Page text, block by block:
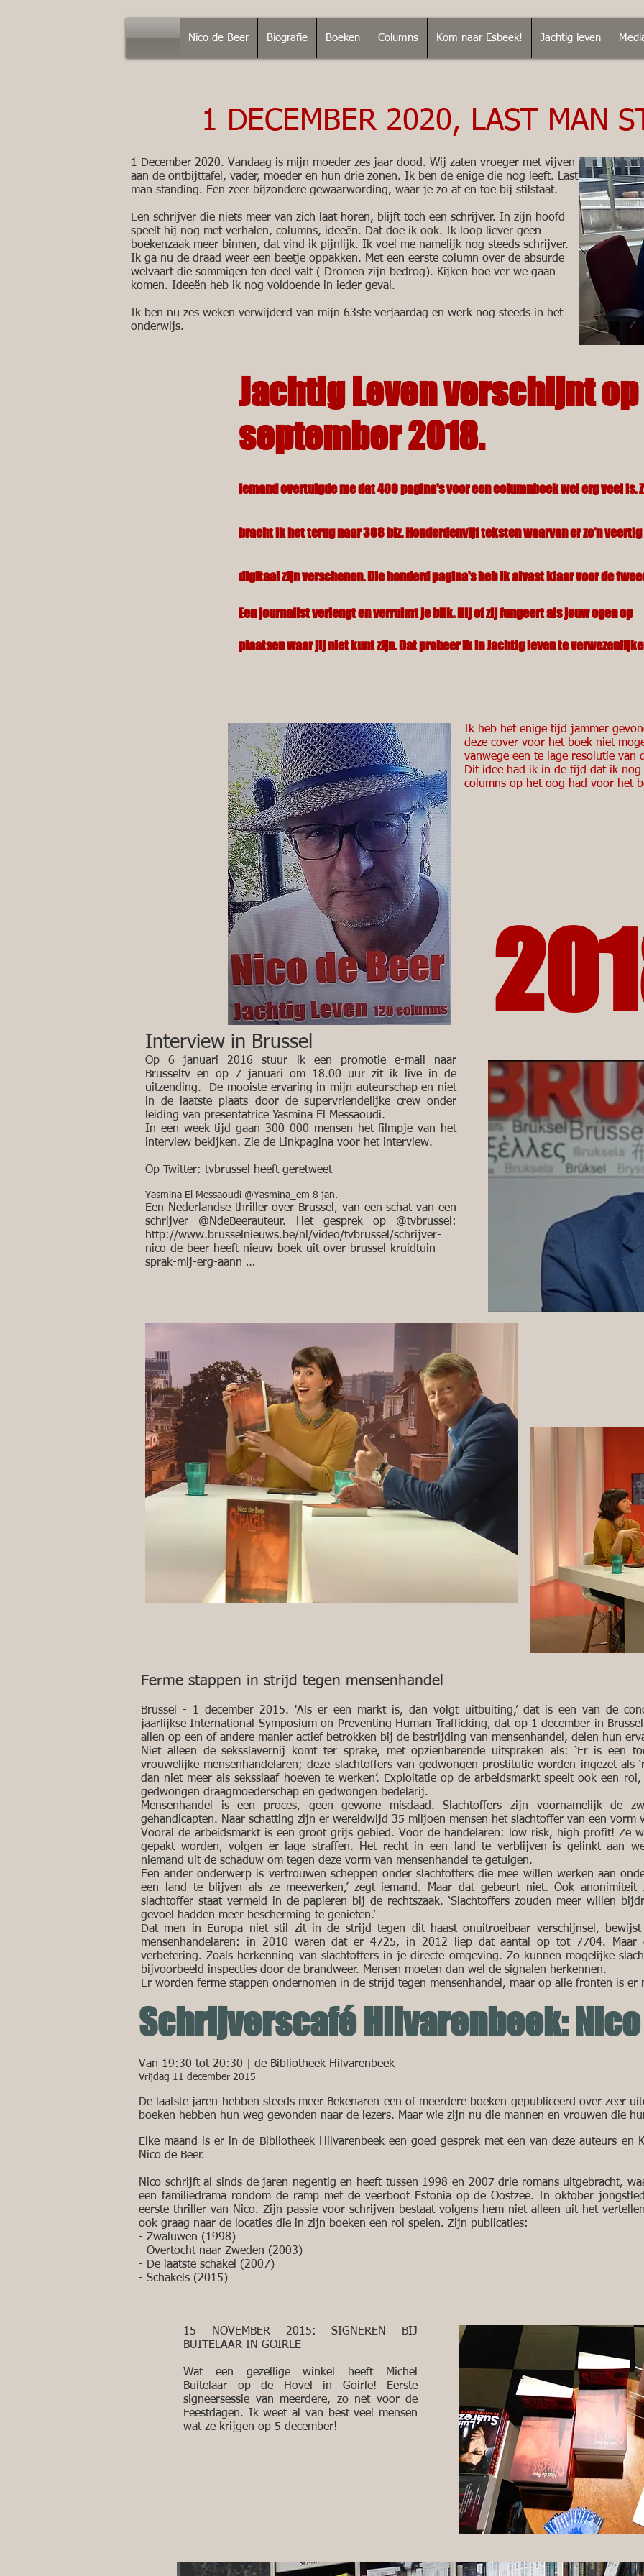
Nico de Beer Biografie Boeken Columns Kom naar Esbeek! Jachtig leven
1 DECEMBER 2020, LAST MAN
1 December 2020. Vandaag is mijn moeder zes jaar dood. Wij zaten vroeger met vijven
aan de ontbijttafel, vader, moeder en hun drie zonen. Ik ben de enige die nog leeft. Last
man standing. Een zeer bijzondere gewaarwording, waar je zo af en toe bij stilstaat.
Een schrijver die niets meer van zich laat horen, blijft toch een schrijver. In zijn hoofd
speelt hij nog met verhalen, columns, ideeën. Dat doe ik ook. Ik loop liever geen
boekenzaak meer binnen, dat vind ik pijnlijk. Ik voel me namelijk nog steeds schrijver.
Ik ga nu de draad weer een beetje oppakken. Met een eerste column over de absurde
welvaart die sommigen ten deel valt ( Dromen zijn bedrog). Kijken hoe ver we gaan
komen. Ideeën heb ik nog voldoende in ieder geval.
Ik ben nu zes weken verwijderd van mijn 63ste verjaardag en werk nog steeds in het
onderwijs.
Jachtig Leven verschijnt op
september 2018.
Iemand overtuigde me dat 400 pagina's voor een columnboek wel erg veel is.
bracht ik het terug naar 308 blz. Honderdenvijf teksten waarvan er zo'n
digitaal zijn verschenen. Die honderd pagina's heb ik alvast klaar voor de
Een journalist verlengt en verruimt je blik. Hij of zij fungeert als jouw ogen op
plaatsen waar jij niet kunt zijn. Dat probeer ik in Jachtig leven te
Ik heb het enige tijd jammer
deze cover voor het boek niet
vanwege een te lage resolutie van
Dit idee had ik in de tijd dat ik nog
columns op het oog had voor het
Interview in Brussel
Op 6 januari 2016 stuur ik een promotie e-mail naar
Brusseltv en op 7 januari om 18.00 uur zit ik live in de
uitzending. De mooiste ervaring in mijn auteurschap en niet
in de laatste plaats door de supervriendelijke crew onder
leiding van presentatrice Yasmina El Messaoudi.
In een week tijd gaan 300 000 mensen het filmpje van het
interview bekijken. Zie de Linkpagina voor het interview.
Op Twitter: tvbrussel heeft geretweet
Yasmina El Messaoudi ‏@Yasmina_em 8 jan.
Een Nederlandse thriller over Brussel, van een schat van een
schrijver @NdeBeerauteur. Het gesprek op @tvbrussel:
http://www.brusselnieuws.be/nl/video/tvbrussel/schrijver-
nico-de-beer-heeft-nieuw-boek-uit-over-brussel-kruidtuin-
sprak-mij-erg-aann …
Ferme stappen in strijd tegen mensenhandel
Brussel - 1 december 2015. 'Als er een markt is, dan volgt uitbuiting,’ dat is een van de
jaarlijkse International Symposium on Preventing Human Trafficking, dat op 1 december in
allen op een of andere manier actief betrokken bij de bestrijding van mensenhandel, delen hun
Niet alleen de seksslavernij komt ter sprake, met opzienbarende uitspraken als: ‘Er is een
vrouwelijke mensenhandelaren; deze slachtoffers van gedwongen prostitutie worden ingezet als
dan niet meer als seksslaaf hoeven te werken’. Exploitatie op de arbeidsmarkt speelt ook een
gedwongen draagmoederschap en gedwongen bedelarij.
Mensenhandel is een proces, geen gewone misdaad. Slachtoffers zijn voornamelijk de
gehandicapten. Naar schatting zijn er wereldwijd 35 miljoen mensen het slachtoffer van een vorm
Vooral de arbeidsmarkt is een groot grijs gebied. Voor de handelaren: low risk, high profit! Ze
gepakt worden, volgen er lage straffen. Het recht in een land te verblijven is gelinkt aan
niemand uit de schaduw om tegen deze vorm van mensenhandel te getuigen.
Een ander onderwerp is vertrouwen scheppen onder slachtoffers die mee willen werken aan
een land te blijven als ze meewerken,’ zegt iemand. Maar dat gebeurt niet. Ook
slachtoffer staat vermeld in de papieren bij de rechtszaak. ‘Slachtoffers zouden meer willen
gevoel hadden meer bescherming te genieten.’
Dat men in Europa niet stil zit in de strijd tegen dit haast onuitroeibaar verschijnsel,
mensenhandelaren: in 2010 waren dat er 4725, in 2012 liep dat aantal op tot 7704.
verbetering. Zoals herkenning van slachtoffers in je directe omgeving. Zo kunnen mogelijke
bijvoorbeeld inspecties door de brandweer. Mensen moeten dan wel de signalen herkennen.
Er worden ferme stappen ondernomen in de strijd tegen mensenhandel, maar op alle fronten is er
Schrijverscafé Hilvarenbeek:
Van 19:30 tot 20:30 | de Bibliotheek Hilvarenbeek
Vrijdag 11 december 2015
De laatste jaren hebben steeds meer Bekenaren een of meerdere boeken gepubliceerd over zeer
boeken hebben hun weg gevonden naar de lezers. Maar wie zijn nu die mannen en vrouwen die
Elke maand is er in de Bibliotheek Hilvarenbeek een goed gesprek met een van deze auteurs en
Nico de Beer.
Nico schrijft al sinds de jaren negentig en heeft tussen 1998 en 2007 drie romans uitgebracht,
een familiedrama rondom de ramp met de veerboot Estonia op de Oostzee. In oktober
eerste thriller van Nico. Zijn passie voor schrijven bestaat volgens hem niet alleen uit het
ook graag naar de locaties die in zijn boeken een rol spelen. Zijn publicaties:
- Zwaluwen (1998)
- Overtocht naar Zweden (2003)
- De laatste schakel (2007)
- Schakels (2015)
15 NOVEMBER 2015: SIGNEREN BIJ
BUITELAAR IN GOIRLE
Wat een gezellige winkel heeft Michel
Buitelaar op de Hovel in Goirle! Eerste
signeersessie van meerdere, zo net voor de
Feestdagen. Ik weet al van best veel mensen
wat ze krijgen op 5 december!